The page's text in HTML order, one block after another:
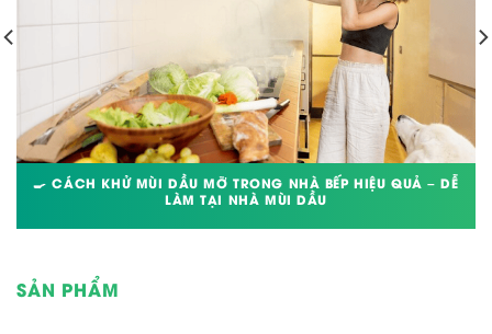
🍳 CÁCH KHỬ MÙI DẦU MỠ TRONG NHÀ BẾP HIỆU QUẢ – DỄ
LÀM TẠI NHÀ MÙI DẦU
SẢN PHẨM